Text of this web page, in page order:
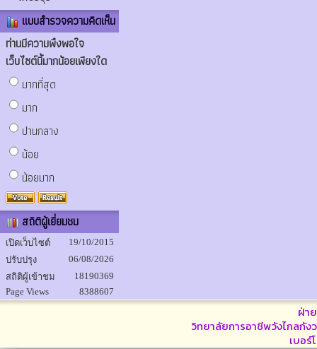
แบบสำรวจความคิดเห็น
ท่านมีความพึงพอใจ
เว็บไซต์นี้มากน้อยเพียงใด
มากที่สุด
มาก
ปานกลาง
น้อย
น้อยมาก
สถิติผู้เยี่ยมชม
เปิดเว็บไซต์
19/10/2015
ปรับปรุง
06/08/2026
สถิติผู้เข้าชม
18190369
Page Views
8388607
ฝ่า
วิทยาลัยการอาชีพวังไกลกัง
เบอ